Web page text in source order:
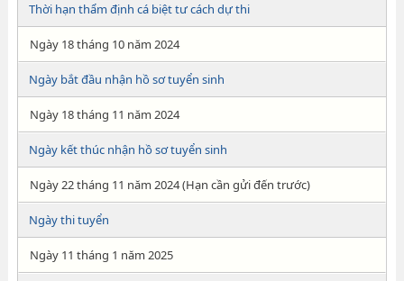
Thời hạn thẩm định cá biệt tư cách dự thi
Ngày 18 tháng 10 năm 2024
Ngày bắt đầu nhận hồ sơ tuyển sinh
Ngày 18 tháng 11 năm 2024
Ngày kết thúc nhận hồ sơ tuyển sinh
Ngày 22 tháng 11 năm 2024 (Hạn cần gửi đến trước)
Ngày thi tuyển
Ngày 11 tháng 1 năm 2025